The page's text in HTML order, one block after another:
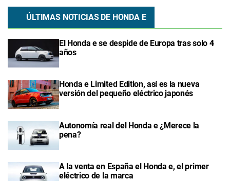
ÚLTIMAS NOTICIAS DE HONDA E
El Honda e se despide de Europa tras solo 4
años
Honda e Limited Edition, así es la nueva
versión del pequeño eléctrico japonés
Autonomía real del Honda e ¿Merece la
pena?
A la venta en España el Honda e, el primer
eléctrico de la marca